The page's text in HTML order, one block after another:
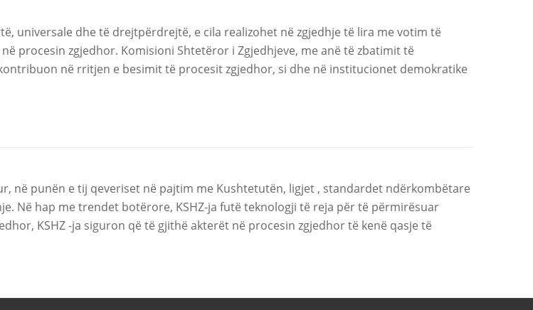
universale dhe të drejtpërdrejtë, e cila realizohet në zgjedhje të lira me votim të
procesin zgjedhor. Komisioni Shtetëror i Zgjedhjeve, me anë të zbatimit të
në rritjen e besimit të procesit zgjedhor, si dhe në institucionet demokratike
në punën e tij qeveriset në pajtim me Kushtetutën, ligjet , standardet ndërkombëtare
Në hap me trendet botërore, KSHZ-ja futë teknologji të reja për të përmirësuar
KSHZ -ja siguron që të gjithë akterët në procesin zgjedhor të kenë qasje të